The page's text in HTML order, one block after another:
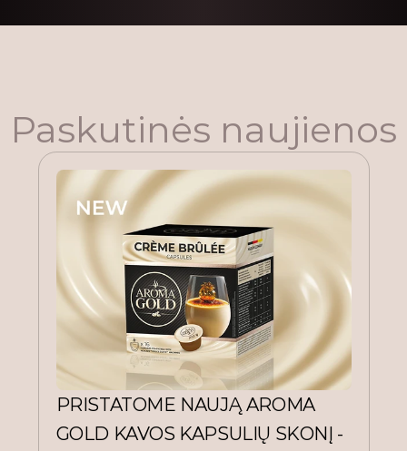
Paskutinės naujienos
PRISTATOME NAUJĄ AROMA
GOLD KAVOS KAPSULIŲ SKONĮ -